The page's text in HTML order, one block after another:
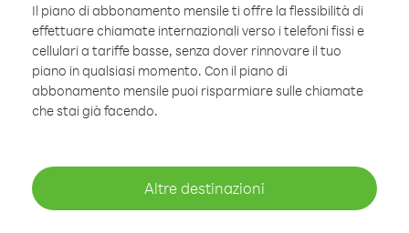
Il piano di abbonamento mensile ti offre la flessibilità di
effettuare chiamate internazionali verso i telefoni fissi e
cellulari a tariffe basse, senza dover rinnovare il tuo
piano in qualsiasi momento. Con il piano di
abbonamento mensile puoi risparmiare sulle chiamate
che stai già facendo.
Altre destinazioni